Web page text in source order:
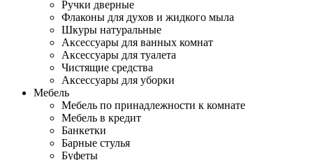
Ручки дверные
Флаконы для духов и жидкого мыла
Шкуры натуральные
Аксессуары для ванных комнат
Аксессуары для туалета
Чистящие средства
Аксессуары для уборки
Мебель
Мебель по принадлежности к комнате
Мебель в кредит
Банкетки
Барные стулья
Буфеты